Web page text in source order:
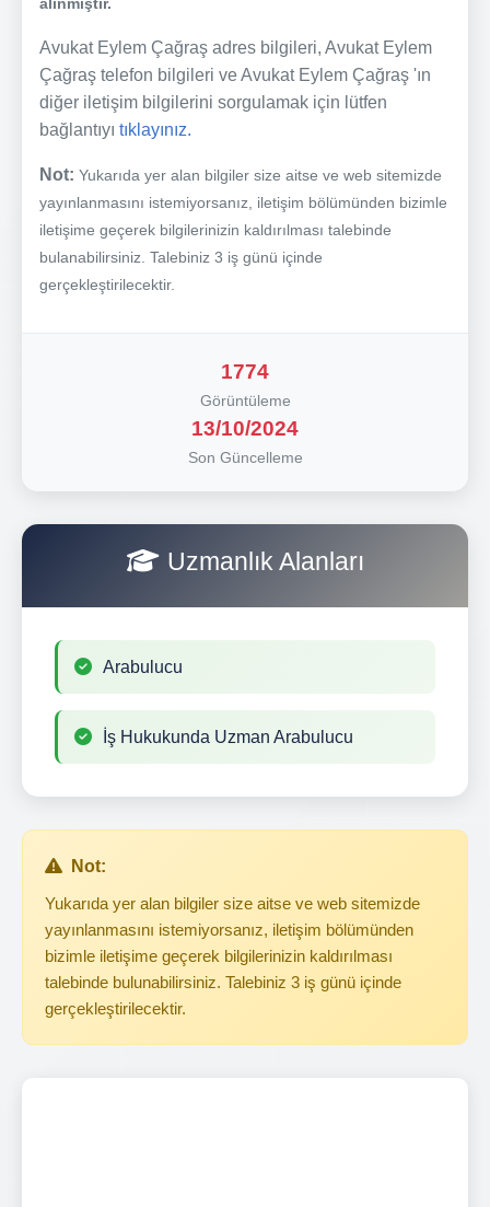
Avukat Eylem Çağraş adres bilgileri, Avukat Eylem
Çağraş telefon bilgileri ve Avukat Eylem Çağraş 'ın
diğer iletişim bilgilerini sorgulamak için lütfen
bağlantıyı tıklayınız.
Not: Yukarıda yer alan bilgiler size aitse ve web sitemizde
yayınlanmasını istemiyorsanız, iletişim bölümünden bizimle
iletişime geçerek bilgilerinizin kaldırılması talebinde
bulanabilirsiniz. Talebiniz 3 iş günü içinde
gerçekleştirilecektir.
1774
Görüntüleme
13/10/2024
Son Güncelleme
Uzmanlık Alanları
Arabulucu
İş Hukukunda Uzman Arabulucu
Not:
Yukarıda yer alan bilgiler size aitse ve web sitemizde
yayınlanmasını istemiyorsanız, iletişim bölümünden
bizimle iletişime geçerek bilgilerinizin kaldırılması
talebinde bulunabilirsiniz. Talebiniz 3 iş günü içinde
gerçekleştirilecektir.